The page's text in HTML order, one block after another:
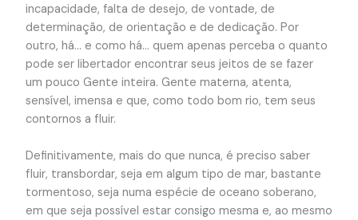
incapacidade, falta de desejo, de vontade, de
determinação, de orientação e de dedicação. Por
outro, há… e como há… quem apenas perceba o quanto
pode ser libertador encontrar seus jeitos de se fazer
um pouco Gente inteira. Gente materna, atenta,
sensível, imensa e que, como todo bom rio, tem seus
contornos a fluir.
Definitivamente, mais do que nunca, é preciso saber
fluir, transbordar, seja em algum tipo de mar, bastante
tormentoso, seja numa espécie de oceano soberano,
em que seja possível estar consigo mesma e, ao mesmo